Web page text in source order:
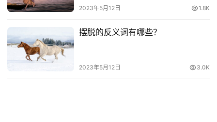
2023年5月12日 1.8K
摆脱的反义词有哪些？
2023年5月12日 3.0K